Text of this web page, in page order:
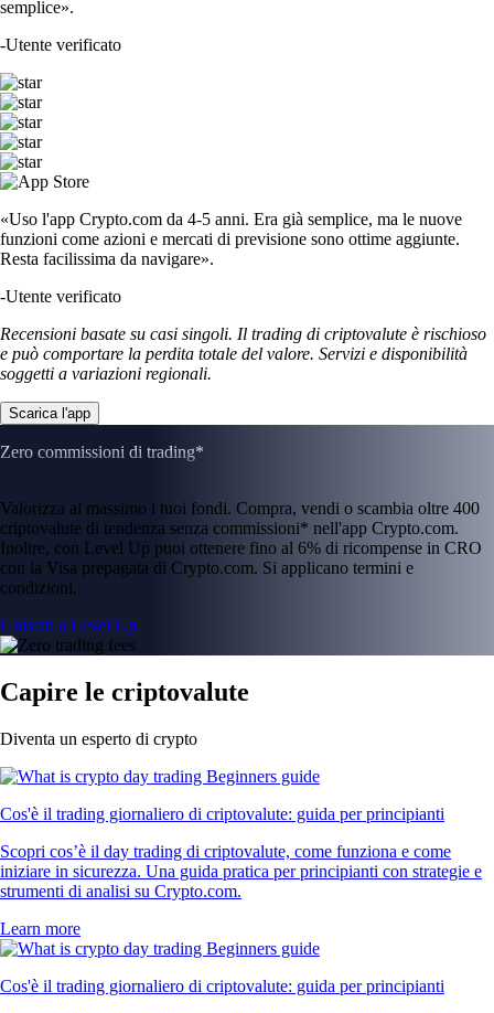
semplice».
-Utente verificato
«Uso l'app Crypto.com da 4-5 anni. Era già semplice, ma le nuove
funzioni come azioni e mercati di previsione sono ottime aggiunte.
Resta facilissima da navigare».
-Utente verificato
Recensioni basate su casi singoli. Il trading di criptovalute è rischioso
e può comportare la perdita totale del valore. Servizi e disponibilità
soggetti a variazioni regionali.
Scarica l'app
Zero commissioni di trading*
Valorizza al massimo i tuoi fondi. Compra, vendi o scambia oltre 400
criptovalute di tendenza senza commissioni* nell'app Crypto.com.
Inoltre, con Level Up puoi ottenere fino al 6% di ricompense in CRO
con la Visa prepagata di Crypto.com. Si applicano termini e
condizioni.
Unisciti a Level Up
Capire le criptovalute
Diventa un esperto di crypto
Cos'è il trading giornaliero di criptovalute: guida per principianti
Scopri cos’è il day trading di criptovalute, come funziona e come
iniziare in sicurezza. Una guida pratica per principianti con strategie e
strumenti di analisi su Crypto.com.
Learn more
Cos'è il trading giornaliero di criptovalute: guida per principianti